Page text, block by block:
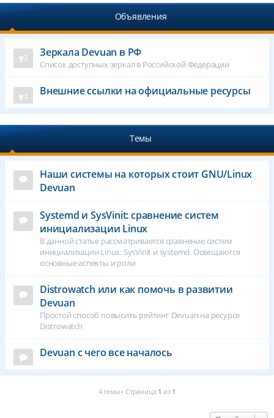
Объявления
Зеркала Devuan в РФ
Список доступных зеркал в Российской Федерации
Внешние ссылки на официальные ресурсы
Темы
Наши системы на которых стоит GNU/Linux
Devuan
Systemd и SysVinit: сравнение систем
инициализации Linux
В данной статье рассматривается сравнение систем
инициализации Linux: SysVinit и systemd. Освещаются
основные аспекты и роли
Distrowatch или как помочь в развитии
Devuan
Простой способ повысить рейтинг Devuan на ресурсе
Distrowatch
Devuan с чего все началось
4 темы • Страница 1 из 1